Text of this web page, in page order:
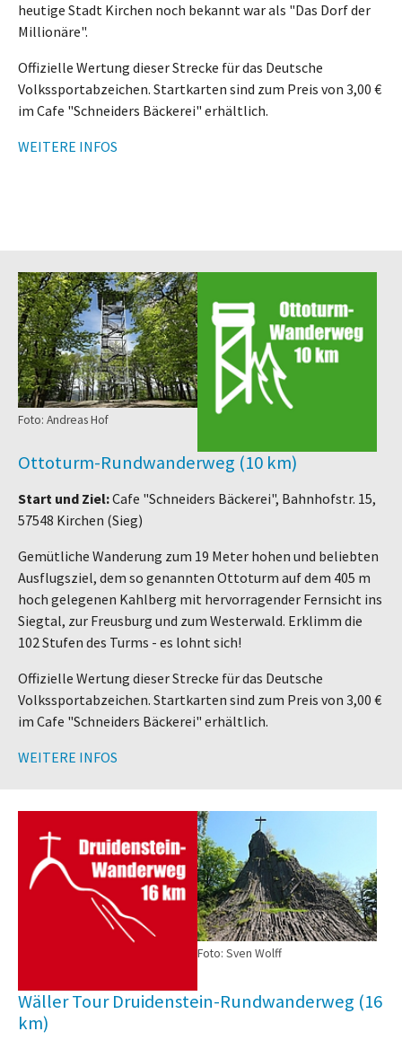
heutige Stadt Kirchen noch bekannt war als "Das Dorf der
Millionäre".
Offizielle Wertung dieser Strecke für das Deutsche
Volkssportabzeichen. Startkarten sind zum Preis von 3,00 €
im Cafe "Schneiders Bäckerei" erhältlich.
WEITERE INFOS
Foto: Andreas Hof
Ottoturm-Rundwanderweg (10 km)
Start und Ziel:Cafe "Schneiders Bäckerei", Bahnhofstr. 15,
57548 Kirchen (Sieg)
Gemütliche Wanderung zum 19 Meter hohen und beliebten
Ausflugsziel, dem so genannten Ottoturm auf dem 405 m
hoch gelegenen Kahlberg mit hervorragender Fernsicht ins
Siegtal, zur Freusburg und zum Westerwald. Erklimm die
102 Stufen des Turms - es lohnt sich!
Offizielle Wertung dieser Strecke für das Deutsche
Volkssportabzeichen. Startkarten sind zum Preis von 3,00 €
im Cafe "Schneiders Bäckerei" erhältlich.
WEITERE INFOS
Foto: Sven Wolff
Wäller Tour Druidenstein-Rundwanderweg (16
km)